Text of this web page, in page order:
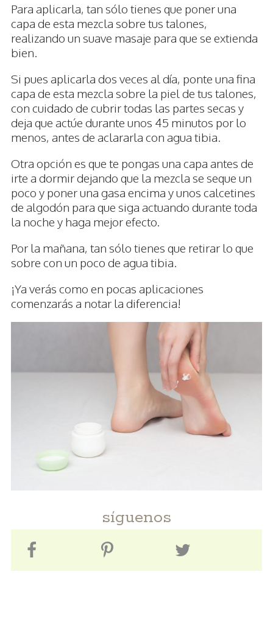
Para aplicarla, tan sólo tienes que poner una
capa de esta mezcla sobre tus talones,
realizando un suave masaje para que se extienda
bien.
Si pues aplicarla dos veces al día, ponte una fina
capa de esta mezcla sobre la piel de tus talones,
con cuidado de cubrir todas las partes secas y
deja que actúe durante unos 45 minutos por lo
menos, antes de aclararla con agua tibia.
Otra opción es que te pongas una capa antes de
irte a dormir dejando que la mezcla se seque un
poco y poner una gasa encima y unos calcetines
de algodón para que siga actuando durante toda
la noche y haga mejor efecto.
Por la mañana, tan sólo tienes que retirar lo que
sobre con un poco de agua tibia.
¡Ya verás como en pocas aplicaciones
comenzarás a notar la diferencia!
síguenos